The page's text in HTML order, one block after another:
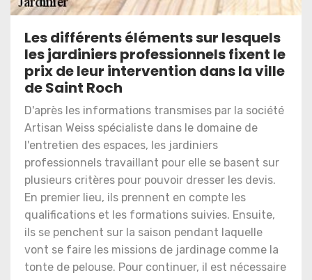
Les différents éléments sur lesquels
les jardiniers professionnels fixent le
prix de leur intervention dans la ville
de Saint Roch
D'après les informations transmises par la société
Artisan Weiss spécialiste dans le domaine de
l'entretien des espaces, les jardiniers
professionnels travaillant pour elle se basent sur
plusieurs critères pour pouvoir dresser les devis.
En premier lieu, ils prennent en compte les
qualifications et les formations suivies. Ensuite,
ils se penchent sur la saison pendant laquelle
vont se faire les missions de jardinage comme la
tonte de pelouse. Pour continuer, il est nécessaire